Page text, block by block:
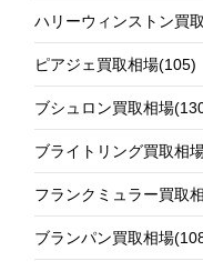
ハリーウィンストン買
ピアジェ買取相場(105)
ブシュロン買取相場
ブライトリング買取相
フランクミュラー買取
ブランパン買取相場